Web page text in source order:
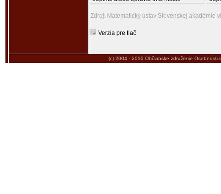
Zdroj: Matematický ústav Slovenskej akadémie
Verzia pre tlač
(c) 2004 - 2010 Občianske združenie